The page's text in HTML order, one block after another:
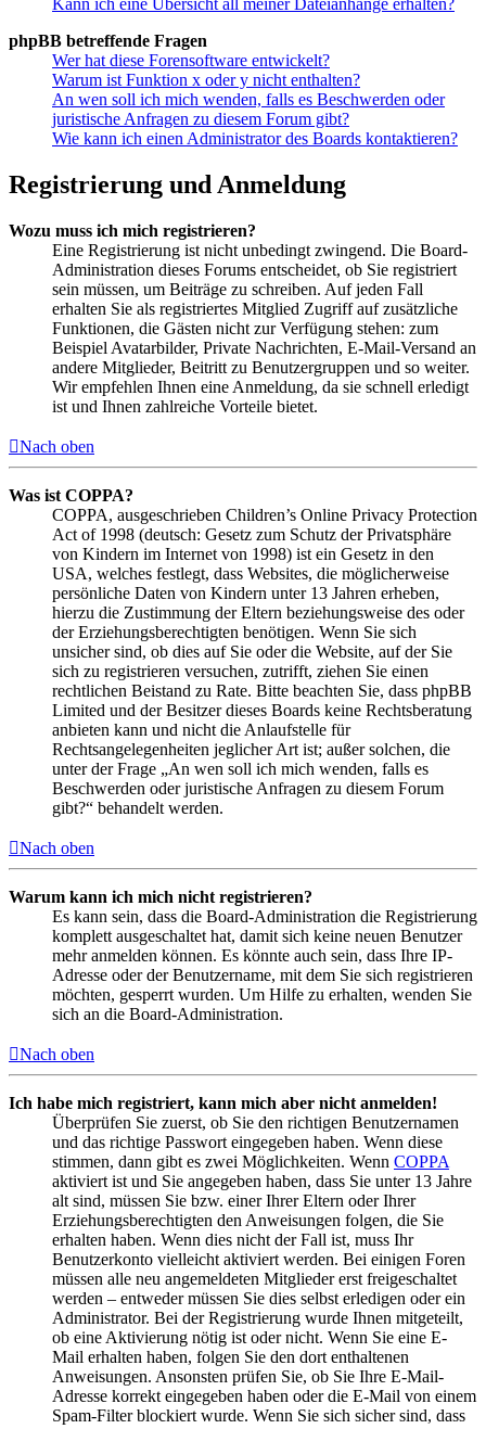
Kann ich eine Übersicht all meiner Dateianhänge erhalten?
phpBB betreffende Fragen
Wer hat diese Forensoftware entwickelt?
Warum ist Funktion x oder y nicht enthalten?
An wen soll ich mich wenden, falls es Beschwerden oder
juristische Anfragen zu diesem Forum gibt?
Wie kann ich einen Administrator des Boards kontaktieren?
Registrierung und Anmeldung
Wozu muss ich mich registrieren?
Eine Registrierung ist nicht unbedingt zwingend. Die Board-
Administration dieses Forums entscheidet, ob Sie registriert
sein müssen, um Beiträge zu schreiben. Auf jeden Fall
erhalten Sie als registriertes Mitglied Zugriff auf zusätzliche
Funktionen, die Gästen nicht zur Verfügung stehen: zum
Beispiel Avatarbilder, Private Nachrichten, E-Mail-Versand an
andere Mitglieder, Beitritt zu Benutzergruppen und so weiter.
Wir empfehlen Ihnen eine Anmeldung, da sie schnell erledigt
ist und Ihnen zahlreiche Vorteile bietet.
Nach oben
Was ist COPPA?
COPPA, ausgeschrieben Children’s Online Privacy Protection
Act of 1998 (deutsch: Gesetz zum Schutz der Privatsphäre
von Kindern im Internet von 1998) ist ein Gesetz in den
USA, welches festlegt, dass Websites, die möglicherweise
persönliche Daten von Kindern unter 13 Jahren erheben,
hierzu die Zustimmung der Eltern beziehungsweise des oder
der Erziehungsberechtigten benötigen. Wenn Sie sich
unsicher sind, ob dies auf Sie oder die Website, auf der Sie
sich zu registrieren versuchen, zutrifft, ziehen Sie einen
rechtlichen Beistand zu Rate. Bitte beachten Sie, dass phpBB
Limited und der Besitzer dieses Boards keine Rechtsberatung
anbieten kann und nicht die Anlaufstelle für
Rechtsangelegenheiten jeglicher Art ist; außer solchen, die
unter der Frage „An wen soll ich mich wenden, falls es
Beschwerden oder juristische Anfragen zu diesem Forum
gibt?“ behandelt werden.
Nach oben
Warum kann ich mich nicht registrieren?
Es kann sein, dass die Board-Administration die Registrierung
komplett ausgeschaltet hat, damit sich keine neuen Benutzer
mehr anmelden können. Es könnte auch sein, dass Ihre IP-
Adresse oder der Benutzername, mit dem Sie sich registrieren
möchten, gesperrt wurden. Um Hilfe zu erhalten, wenden Sie
sich an die Board-Administration.
Nach oben
Ich habe mich registriert, kann mich aber nicht anmelden!
Überprüfen Sie zuerst, ob Sie den richtigen Benutzernamen
und das richtige Passwort eingegeben haben. Wenn diese
stimmen, dann gibt es zwei Möglichkeiten. Wenn COPPA
aktiviert ist und Sie angegeben haben, dass Sie unter 13 Jahre
alt sind, müssen Sie bzw. einer Ihrer Eltern oder Ihrer
Erziehungsberechtigten den Anweisungen folgen, die Sie
erhalten haben. Wenn dies nicht der Fall ist, muss Ihr
Benutzerkonto vielleicht aktiviert werden. Bei einigen Foren
müssen alle neu angemeldeten Mitglieder erst freigeschaltet
werden – entweder müssen Sie dies selbst erledigen oder ein
Administrator. Bei der Registrierung wurde Ihnen mitgeteilt,
ob eine Aktivierung nötig ist oder nicht. Wenn Sie eine E-
Mail erhalten haben, folgen Sie den dort enthaltenen
Anweisungen. Ansonsten prüfen Sie, ob Sie Ihre E-Mail-
Adresse korrekt eingegeben haben oder die E-Mail von einem
Spam-Filter blockiert wurde. Wenn Sie sich sicher sind, dass